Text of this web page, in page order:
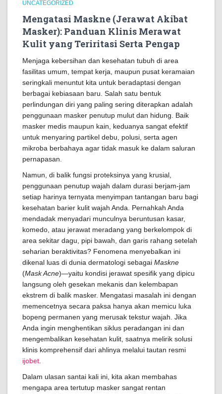
UNCATEGORIZED
Mengatasi Maskne (Jerawat Akibat
Masker): Panduan Klinis Merawat
Kulit yang Teriritasi Serta Pengap
Menjaga kebersihan dan kesehatan tubuh di area
fasilitas umum, tempat kerja, maupun pusat keramaian
seringkali menuntut kita untuk beradaptasi dengan
berbagai kebiasaan baru. Salah satu bentuk
perlindungan diri yang paling sering diterapkan adalah
penggunaan masker penutup mulut dan hidung. Baik
masker medis maupun kain, keduanya sangat efektif
untuk menyaring partikel debu, polusi, serta agen
mikroba berbahaya agar tidak masuk ke dalam saluran
pernapasan.
Namun, di balik fungsi proteksinya yang krusial,
penggunaan penutup wajah dalam durasi berjam-jam
setiap harinya ternyata menyimpan tantangan baru bagi
kesehatan barier kulit wajah Anda. Pernahkah Anda
mendadak menyadari munculnya beruntusan kasar,
komedo, atau jerawat meradang yang berkelompok di
area sekitar dagu, pipi bawah, dan garis rahang setelah
seharian beraktivitas? Fenomena menyebalkan ini
dikenal luas di dunia dermatologi sebagai Maskne
(Mask Acne)—yaitu kondisi jerawat spesifik yang dipicu
langsung oleh gesekan mekanis dan kelembapan
ekstrem di balik masker. Mengatasi masalah ini dengan
memencetnya secara paksa hanya akan memicu luka
bopeng permanen yang merusak tekstur wajah. Jika
Anda ingin menghentikan siklus peradangan ini dan
mengembalikan kesehatan kulit, saatnya melirik solusi
klinis komprehensif dari ahlinya melalui tautan resmi
ijobet
Dalam ulasan santai kali ini, kita akan membahas
mengapa area tertutup masker sangat rentan